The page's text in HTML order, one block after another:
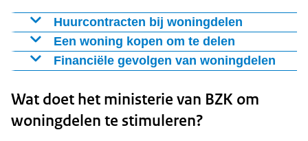
Huurcontracten bij woningdelen
Bij woningdelen zijn er twee contractvormen mogelijk:
De huurders hebben samen één huurcontract, het
verantwoordelijk voor het betalen van de huur en
moeten vaak na afloop van het contract allemaal de
Een woning kopen om te delen
Er zijn verschillende hypotheekverstrekkers die
die samen een woning willen kopen. Een
hypotheekadviseur kan uitzoeken bij welke
hypotheekverstrekker(s) dit mogelijk is. De
Financiële gevolgen van woningdelen
voor huishoudens die een woning delen. Het kan
bijvoorbeeld van invloed zijn op de AOW, uitkering op
grond van de Participatiewet, toeslagen, gemeentelijke
Wat doet het ministerie van BZK om
woningdelen te stimuleren?